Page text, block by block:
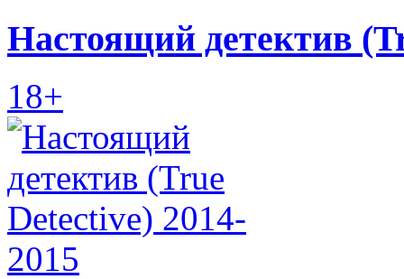
Настоящий детектив
18+